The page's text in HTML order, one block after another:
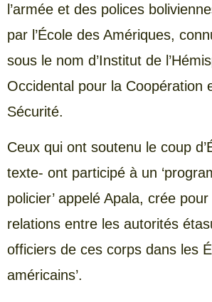
l’armée et des polices
par l’École des Amériques,
sous le nom d’Institut de
Occidental pour la Coopération
Sécurité.
Ceux qui ont soutenu le coup
texte- ont participé à un
policier’ appelé Apala, crée
relations entre les autorités
officiers de ces corps dans les
américains’.